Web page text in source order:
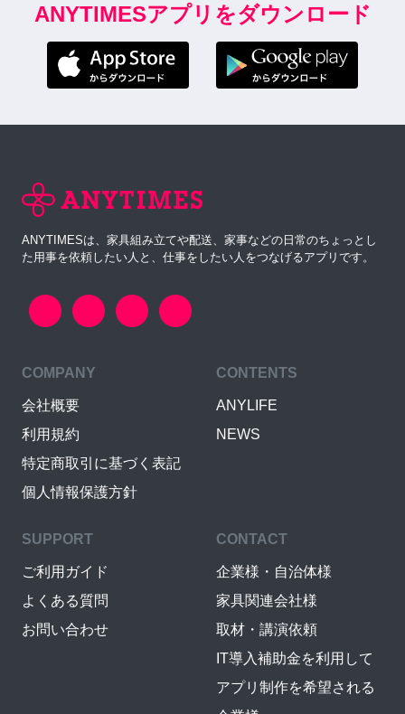
ANYTIMESアプリをダウンロード
ANYTIMESは、家具組み立てや配送、家事などの日常のちょっとし
た用事を依頼したい人と、仕事をしたい人をつなげるアプリです。
COMPANY
会社概要
利用規約
特定商取引に基づく表記
個人情報保護方針
CONTENTS
ANYLIFE
NEWS
SUPPORT
ご利用ガイド
よくある質問
お問い合わせ
CONTACT
企業様・自治体様
家具関連会社様
取材・講演依頼
IT導入補助金を利用して
アプリ制作を希望される